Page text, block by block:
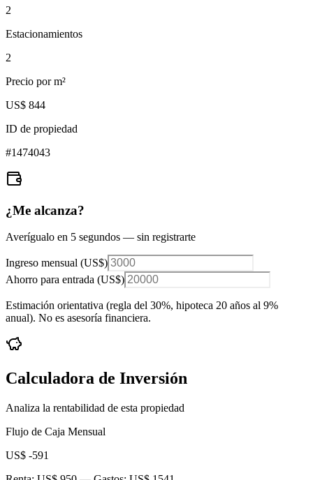
2
Estacionamientos
2
Precio por m²
US$ 844
ID de propiedad
#1474043
¿Me alcanza?
Averígualo en 5 segundos — sin registrarte
Ingreso mensual (US$)
Ahorro para entrada (US$)
Estimación orientativa (regla del 30%, hipoteca 20 años al 9%
anual). No es asesoría financiera.
Calculadora de Inversión
Analiza la rentabilidad de esta propiedad
Flujo de Caja Mensual
US$ -591